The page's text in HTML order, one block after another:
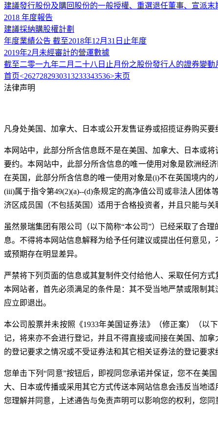
建議發行股份及購回股份的一般授權、重選退任董事、宣派
2018 年度報告
建議採納購股權計劃
年度業績公告 截至2018年12月31日止年度
2019年2月未經審計的營運數據
截至二零一九年二月二十八日止月份之股份發行人的證券變動
首页<2627282930313233343536>末页
法律声明
凡身处美国、加拿大、日本或公开发售证券或招揽证券购买
本网站中，此部分所含信息既不是在美国、加拿大、日本或
要约。本网站中，此部分所含信息的唯一使用对象是欧洲经
在英国，此部分所含信息的唯一使用对象是(i)不在英国境内
(iii)属于指令第49(2)(a)--(d)条规定的高净值公司或非法人团
济区成员国（不包括英国）适用于合格投资者，并且只能与关
虽然景瑞集团有限公司（以下简称“本公司”）已经采取了合
息。不得将本网站信息解释为给予任何建议或提出任何意见
或预期存在明显差异。
严禁将下列页面的信息或其复制件交付给他人、采取任何方
本网站者，首先必须满足的条件是：其不受当地严禁或限制
应立即退出。
本公司股票并未按照《1933年美国证券法》（修正案）（以
记，将来亦不会进行登记，并且不得直接或间接在美国、加
的登记要求之情况或不受证券法和其它相关证券法的登记要求
您单击下列“同意”按钮后，即视同您承诺并保证，您不在美
大、日本或传播或采用其它方式传送本网站信息会违反当地
您理解并同意，上述通告与免责声明可以影响您的权利，您